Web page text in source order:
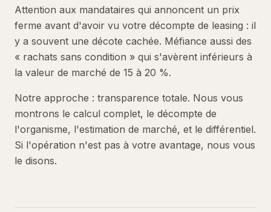
Attention aux mandataires qui annoncent un prix
ferme avant d'avoir vu votre décompte de leasing : il
y a souvent une décote cachée. Méfiance aussi des
« rachats sans condition » qui s'avèrent inférieurs à
la valeur de marché de 15 à 20 %.
Notre approche : transparence totale. Nous vous
montrons le calcul complet, le décompte de
l'organisme, l'estimation de marché, et le différentiel.
Si l'opération n'est pas à votre avantage, nous vous
le disons.